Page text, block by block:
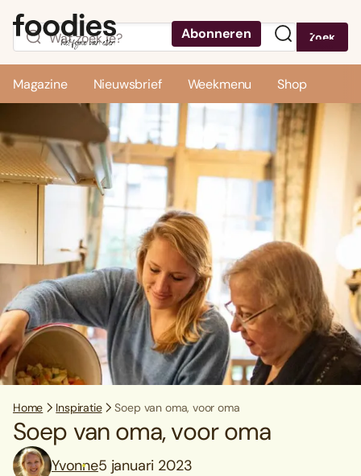
Abonneren Zoek
Magazine Nieuwsbrief Weekmenu Shop
Home Inspiratie Soep van oma, voor oma
Soep van oma, voor oma
Yvonne5 januari 2023